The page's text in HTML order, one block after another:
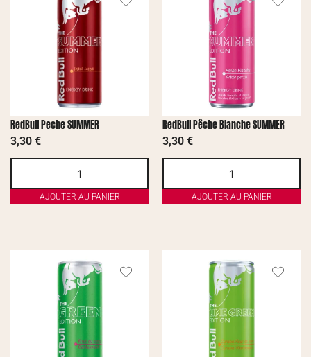
RedBull Peche SUMMER
3,30 €
AJOUTER AU PANIER
RedBull Pêche Blanche SUMMER
3,30 €
AJOUTER AU PANIER